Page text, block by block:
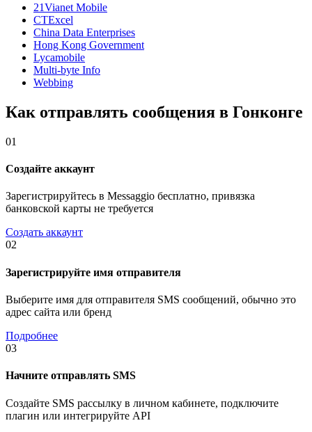
21Vianet Mobile
CTExcel
China Data Enterprises
Hong Kong Government
Lycamobile
Multi-byte Info
Webbing
Как отправлять сообщения в Гонконге
01
Создайте аккаунт
Зарегистрируйтесь в Messaggio бесплатно, привязка
банковской карты не требуется
Создать аккаунт
02
Зарегистрируйте имя отправителя
Выберите имя для отправителя SMS сообщений, обычно это
адрес сайта или бренд
Подробнее
03
Начните отправлять SMS
Создайте SMS рассылку в личном кабинете, подключите
плагин или интегрируйте API